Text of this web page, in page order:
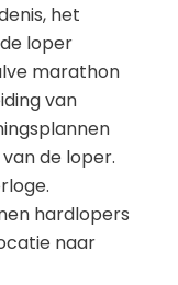
het
loper
marathon
van
de loper.
hardlopers
naar